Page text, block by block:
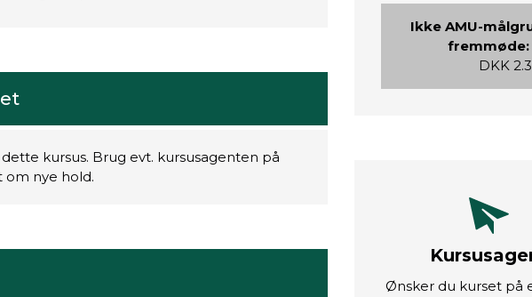
kursus. Brug evt. kursusagenten på
om nye hold.
Ikke AMU-
fremmøde:
DKK
Ønsker du kurset på